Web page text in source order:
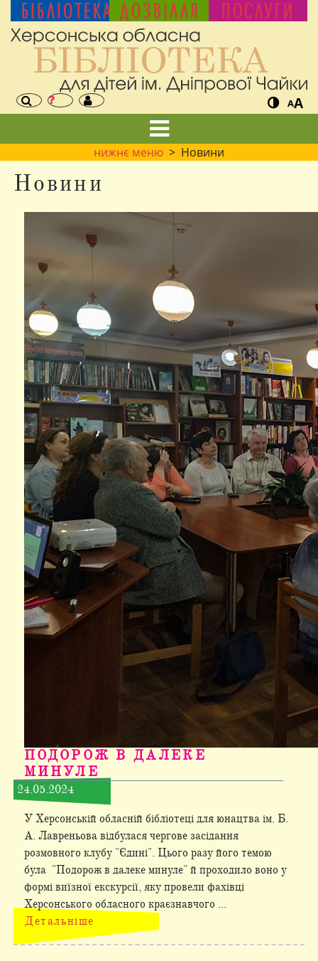
БІБЛІОТЕКА ДОЗВІЛЛЯ ПОСЛУГИ
AA
нижнє меню > Новини
Новини
ПОДОРОЖ В ДАЛЕКЕ
МИНУЛЕ
24.05.2024
У Херсонській обласній бібліотеці для юнацтва ім. Б.
А. Лавреньова відбулася чергове засідання
розмовного клубу "Єдині". Цього разу його темою
була "Подорож в далеке минуле" й проходило воно у
формі виїзної екскурсії, яку провели фахівці
Херсонського обласного краєзнавчого ...
Детальніше